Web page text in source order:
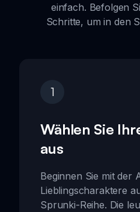
einfach. Befolgen
Schritte, um in den
1
Wählen Sie
aus
Beginnen Sie mit der
Lieblingscharaktere
Sprunki-Reihe. Die